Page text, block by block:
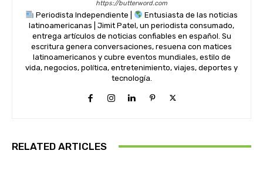
https://butterword.com
Periodista Independiente |
Entusiasta de las noticias
latinoamericanas | Jimit Patel, un periodista consumado,
entrega artículos de noticias confiables en español. Su
escritura genera conversaciones, resuena con matices
latinoamericanos y cubre eventos mundiales, estilo de
vida, negocios, política, entretenimiento, viajes, deportes y
tecnología.
RELATED ARTICLES